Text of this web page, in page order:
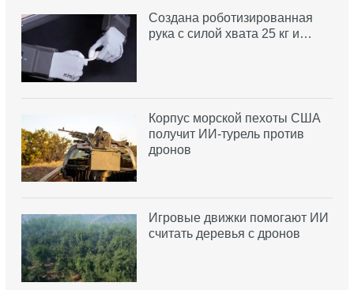
Создана роботизированная
рука с силой хвата 25 кг и…
Корпус морской пехоты США
получит ИИ-турель против
дронов
Игровые движки помогают ИИ
считать деревья с дронов